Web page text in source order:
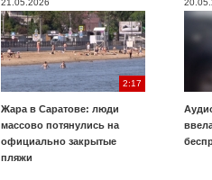
21.05.2026
2:17
Жара в Саратове: люди
массово потянулись на
официально закрытые
пляжи